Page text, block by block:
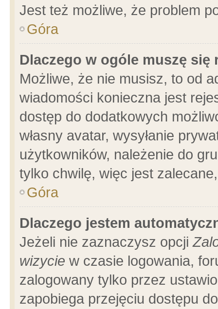
Jest też możliwe, że problem
Góra
Dlaczego w ogóle muszę się
Możliwe, że nie musisz, to od
wiadomości konieczna jest
dostęp do dodatkowych
własny avatar, wysyłanie
użytkowników, należenie do
tylko chwilę, więc jest
Góra
Dlaczego jestem
Jeżeli nie zaznaczysz opcji
wizycie w czasie logowania,
zalogowany tylko przez
zapobiega przejęciu dostępu